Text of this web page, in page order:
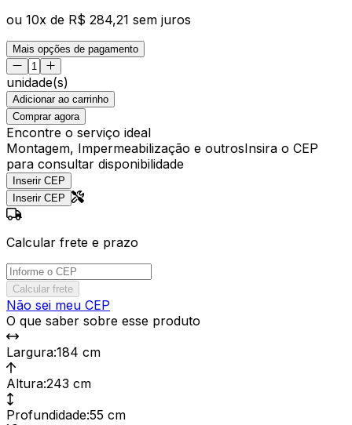
ou 10x de R$ 284,21 sem juros
Mais opções de pagamento
unidade(s)
Adicionar ao carrinho
Comprar agora
Encontre o serviço ideal
Montagem, Impermeabilização e outrosInsira o CEP
para consultar disponibilidade
Inserir CEP
Inserir CEP
Calcular frete e prazo
Calcular frete
Não sei meu CEP
O que saber sobre esse produto
Largura:184 cm
Altura:243 cm
Profundidade:55 cm